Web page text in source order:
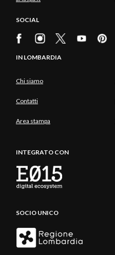
SOCIAL
IN LOMBARDIA
Chi siamo
Contatti
Area stampa
INTEGRATO CON
SOCIO UNICO